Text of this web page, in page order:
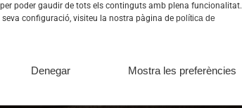
poder gaudir de tots els continguts amb plena funcionalitat.
configuració, visiteu la nostra pàgina de política de
Denegar Mostra les preferències